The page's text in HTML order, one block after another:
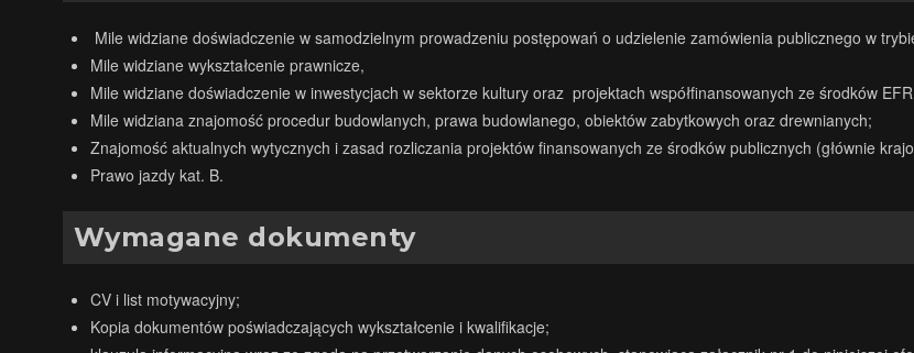
Mile widziane doświadczenie w samodzielnym prowadzeniu postępowań o udzielenie zamówienia publicznego w
Mile widziane wykształcenie prawnicze,
Mile widziane doświadczenie w inwestycjach w sektorze kultury oraz projektach współfinansowanych ze środków
Mile widziana znajomość procedur budowlanych, prawa budowlanego, obiektów zabytkowych oraz drewnianych;
Znajomość aktualnych wytycznych i zasad rozliczania projektów finansowanych ze środków publicznych (głównie
Prawo jazdy kat. B.
Wymagane dokumenty
CV i list motywacyjny;
Kopia dokumentów poświadczających wykształcenie i kwalifikacje;